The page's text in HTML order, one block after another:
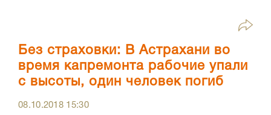
Без страховки: В Астрахани во
время капремонта рабочие упали
с высоты, один человек погиб
08.10.2018 15:30